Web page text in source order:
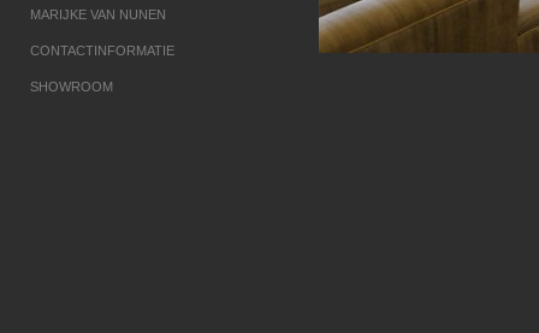
MARIJKE VAN NUNEN
CONTACTINFORMATIE
SHOWROOM